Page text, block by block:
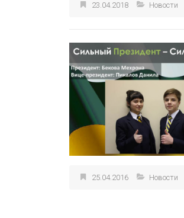
23.04.2018 Новости
25.04.2016 Новости